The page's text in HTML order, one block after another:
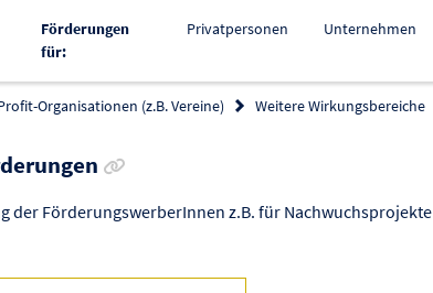
Förderungen
für:
Privatpersonen Unternehmen
Organisationen (z.B. Vereine) Weitere Wirkungsbereiche
Link zur Förderung kopieren
der FörderungswerberInnen z.B. für Nachwuchsprojekte